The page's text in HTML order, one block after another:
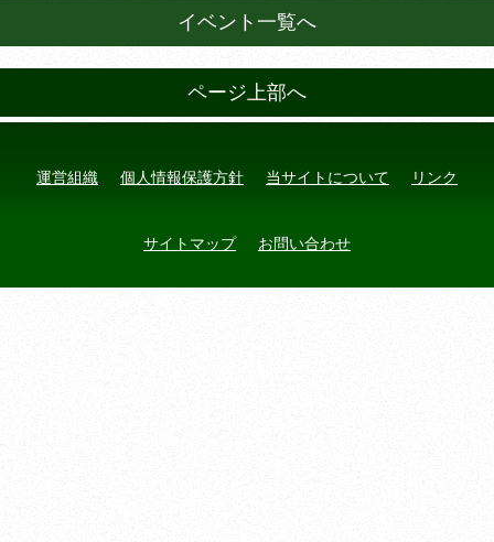
イベント一覧へ
ページ上部へ
運営組織 個人情報保護方針 当サイトについて リンク
サイトマップ お問い合わせ